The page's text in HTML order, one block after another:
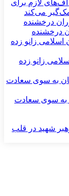
لازم برای
می‌کند
درخشنده
زانو زده
به سوی سعادت
شهید در قلب